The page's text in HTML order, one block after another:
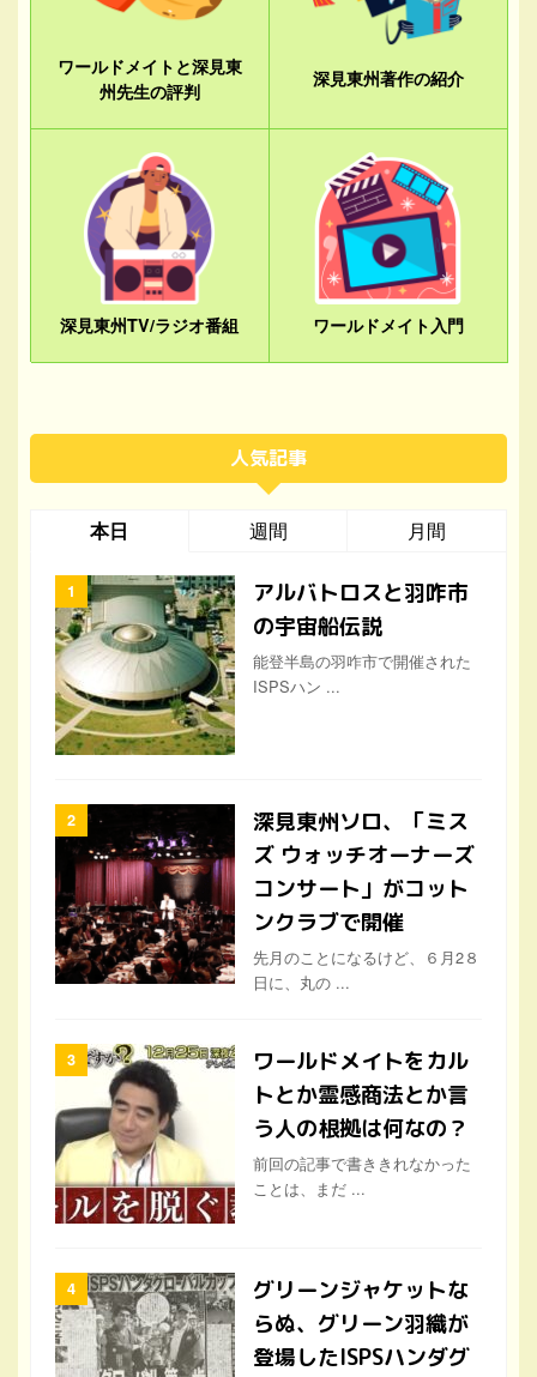
ワールドメイトと深見東
州先生の評判
深見東州著作の紹介
深見東州TV/ラジオ番組 ワールドメイト入門
人気記事
本日 週間 月間
アルバトロスと羽咋市
の宇宙船伝説
能登半島の羽咋市で開催された
ISPSハン ...
深見東州ソロ、「ミス
ズ ウォッチオーナーズ
コンサート」がコット
ンクラブで開催
先月のことになるけど、６月2８
日に、丸の ...
ワールドメイトをカル
トとか霊感商法とか言
う人の根拠は何なの？
前回の記事で書ききれなかった
ことは、まだ ...
グリーンジャケットな
らぬ、グリーン羽織が
登場したISPSハンダグ